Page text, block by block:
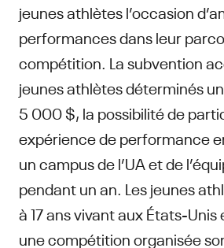
jeunes athlètes l’occasion
performances dans leur
compétition. La subvention
jeunes athlètes déterminés
5 000 $, la possibilité de
expérience de performance
un campus de l’UA et de
pendant un an. Les jeunes
à 17 ans vivant aux États-
une compétition organisée